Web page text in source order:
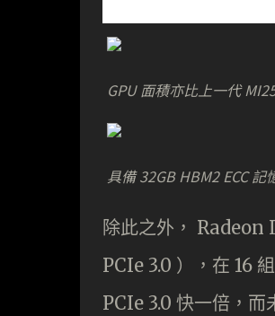
GPU 面積亦比上一代
具備 32GB HBM2 ECC 記
除此之外，
PCIe 3.0 ），在 16
PCIe 3.0 快一倍，